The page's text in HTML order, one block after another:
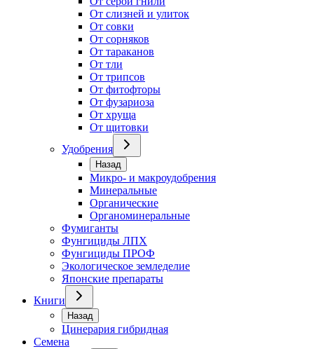
От слизней и улиток
От совки
От сорняков
От тараканов
От тли
От трипсов
От фитофторы
От фузариоза
От хруща
От щитовки
Удобрения
Назад
Микро- и макроудобрения
Минеральные
Органические
Органоминеральные
Фумиганты
Фунгициды ЛПХ
Фунгициды ПРОФ
Экологическое земледелие
Японские препараты
Книги
Назад
Цинерария гибридная
Семена